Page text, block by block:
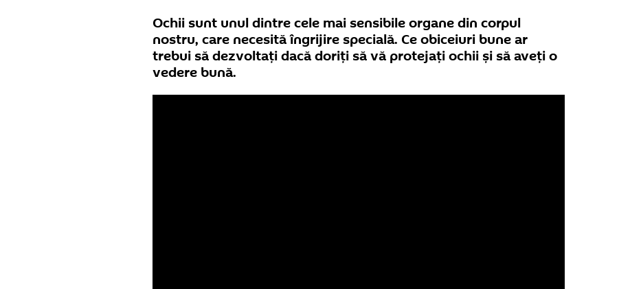
Ochii sunt unul dintre cele mai sensibile organe din corpul
nostru, care necesită îngrijire specială. Ce obiceiuri bune ar
trebui să dezvoltaţi dacă doriți să vă protejați ochii și să aveți o
vedere bună.